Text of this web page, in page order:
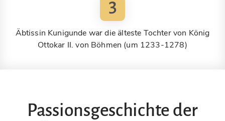
3
Äbtissin Kunigunde war die älteste Tochter von König
Ottokar II. von Böhmen (um 1233-1278)
Passionsgeschichte der